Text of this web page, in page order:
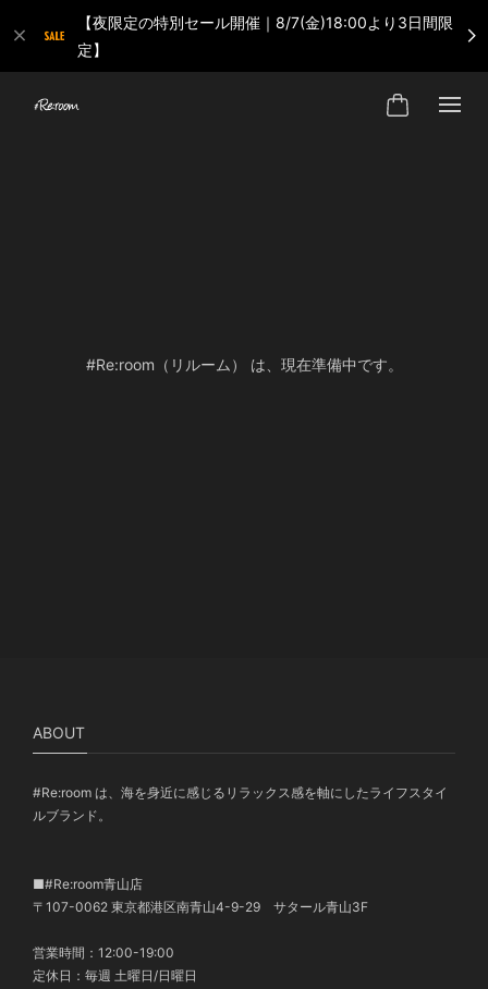
【夜限定の特別セール開催｜8/7(金)18:00より3日間限
定】
#Re:room（リルーム） は、現在準備中です。
ABOUT
#Re:room は、海を身近に感じるリラックス感を軸にしたライフスタイ
ルブランド。
■#Re:room青山店
〒107-0062 東京都港区南青山4-9-29 サタール青山3F
営業時間：12:00-19:00
定休日：毎週 土曜日/日曜日